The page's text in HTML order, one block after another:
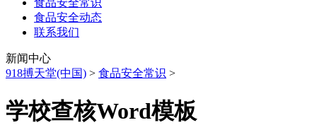
食品安全常识
食品安全动态
联系我们
新闻中心
918搏天堂(中国) > 食品安全常识 >
学校查核Word模板